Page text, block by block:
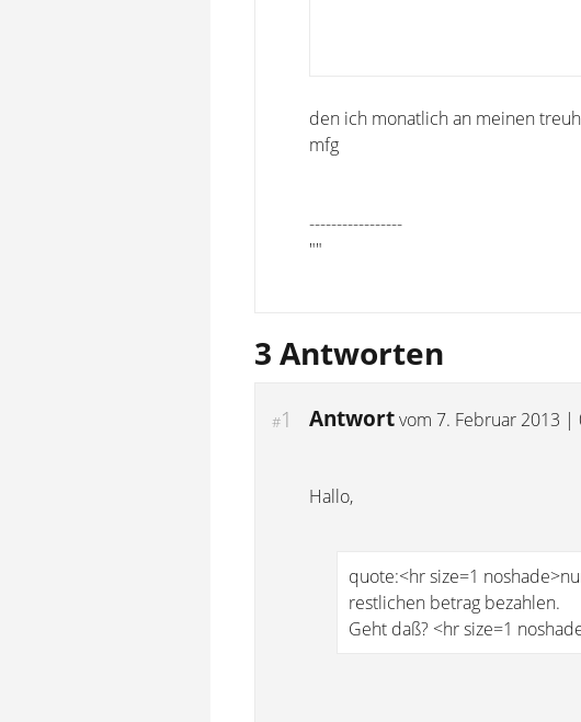
den ich monatlich an meinen
mfg
-----------------
""
3 Antworten
#1 Antwortvom 7. Februar 2013 |
Hallo,
quote:<hr size=1
restlichen betrag bezahlen.
Geht daß? <hr size=1